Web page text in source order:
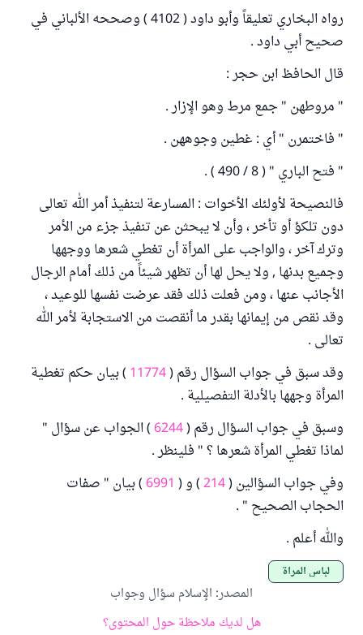
رواه البخاري تعليقاً وأبو داود ( 4102 ) وصححه الألباني في
صحيح أبي داود .
قال الحافظ ابن حجر :
" مروطهن " جمع مرط وهو الإزار .
" فاختمرن " أي : غطين وجوههن .
" فتح الباري " ( 8 / 490 ) .
فالنصيحة لأولئك الأخوات : المسارعة لتنفيذ أمر الله تعالى
دون تلكؤ أو تأخر ، وأن لا يبحثن عن تنفيذ جزء من الأمر
وترك آخر ، والواجب على المرأة أن تغطي شعرها ووجهها
وجميع بدنها , ولا يحل لها أن تظهر شيئاً من ذلك أمام الرجال
الأجانب عنها ، ومن فعلت ذلك فقد عرضت نفسها للوعيد ،
وقد نقص من إيمانها بقدر ما أنقصت من الاستجابة لأمر الله
تعالى .
وقد سبق في جواب السؤال رقم (11774 ) بيان حكم تغطية
المرأة وجهها بالأدلة التفصيلية .
وسبق في جواب السؤال رقم (6244 ) الجواب عن سؤال "
لماذا تغطي المرأة شعرها ؟ " فلينظر .
وفي جواب السؤالين (214) و ( 6991 ) بيان " صفات
الحجاب الصحيح " .
والله أعلم .
لباس المرأة
المصدر: الإسلام سؤال وجواب
هل لديك ملاحظة حول المحتوى؟